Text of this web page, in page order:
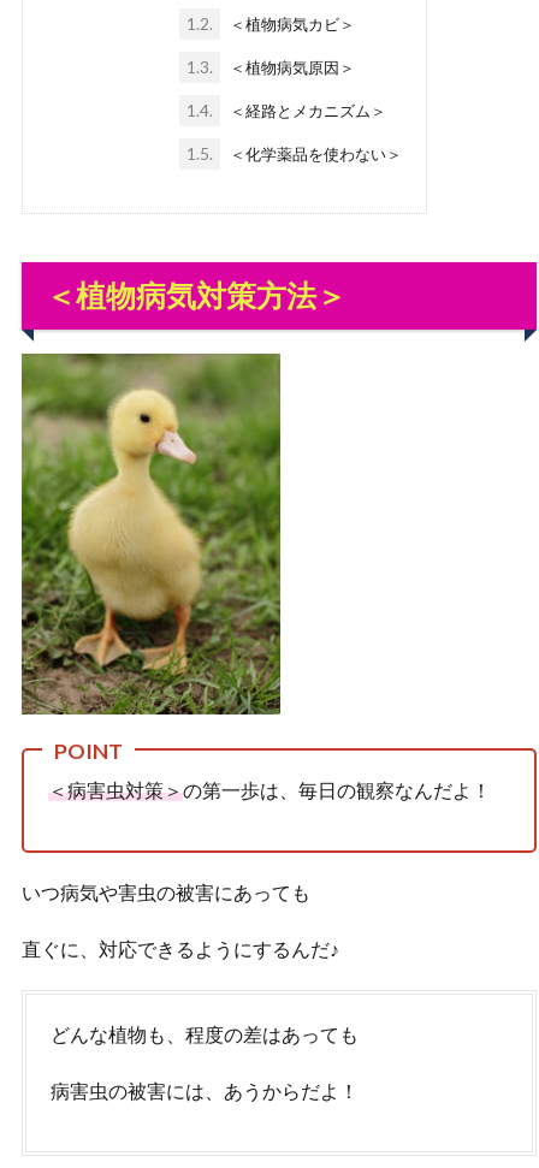
1.2. ＜植物病気カビ＞
1.3. ＜植物病気原因＞
1.4. ＜経路とメカニズム＞
1.5. ＜化学薬品を使わない＞
＜植物病気対策方法＞
＜病害虫対策＞の第一歩は、毎日の観察なんだよ！
いつ病気や害虫の被害にあっても
直ぐに、対応できるようにするんだ♪
どんな植物も、程度の差はあっても
病害虫の被害には、あうからだよ！